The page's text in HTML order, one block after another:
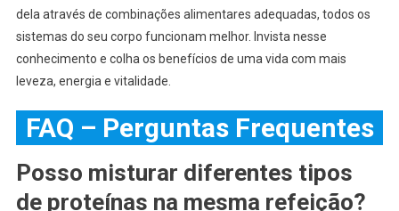
dela através de combinações alimentares adequadas, todos os
sistemas do seu corpo funcionam melhor. Invista nesse
conhecimento e colha os benefícios de uma vida com mais
leveza, energia e vitalidade.
FAQ – Perguntas Frequentes
Posso misturar diferentes tipos
de proteínas na mesma refeição?